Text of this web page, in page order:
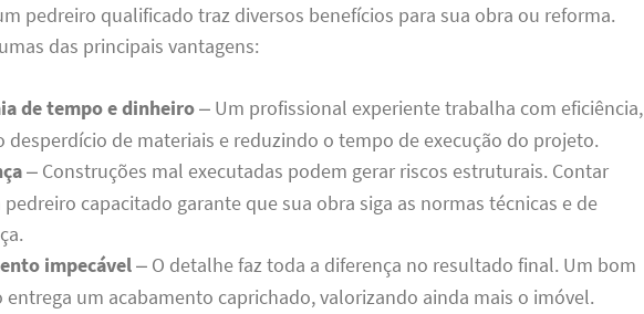
pedreiro qualificado traz diversos benefícios para sua obra ou reforma.
das principais vantagens:
de tempo e dinheiro– Um profissional experiente trabalha com eficiência,
desperdício de materiais e reduzindo o tempo de execução do projeto.
– Construções mal executadas podem gerar riscos estruturais. Contar
capacitado garante que sua obra siga as normas técnicas e de
impecável– O detalhe faz toda a diferença no resultado final. Um bom
entrega um acabamento caprichado, valorizando ainda mais o imóvel.